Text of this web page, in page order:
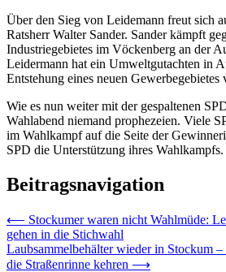
Über den Sieg von Leidemann freut sich
Ratsherr Walter Sander. Sander kämpft
Industriegebietes im Vöckenberg an der
Leidermann hat ein Umweltgutachten in
Entstehung eines neuen Gewerbegebietes
Wie es nun weiter mit der gespaltenen
Wahlabend niemand prophezeien. Viele
im Wahlkampf auf die Seite der
SPD die Unterstützung ihres Wahlkampfs.
Beitragsnavigation
⟵ Stockumer waren nicht Wahlmüde:
gehen in die Stichwahl
Laubsammelbehälter wieder in Stockum
die Straßenrinne kehren ⟶